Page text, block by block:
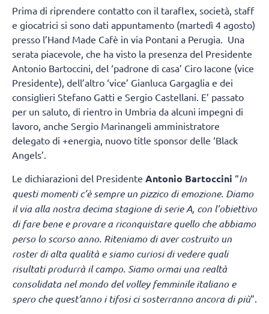
Prima di riprendere contatto con il taraflex, società, staff
e giocatrici si sono dati appuntamento (martedì 4 agosto)
presso l’Hand Made Cafè in via Pontani a Perugia. Una
serata piacevole, che ha visto la presenza del Presidente
Antonio Bartoccini, del ‘padrone di casa’ Ciro Iacone (vice
Presidente), dell’altro ‘vice’ Gianluca Gargaglia e dei
consiglieri Stefano Gatti e Sergio Castellani. E’ passato
per un saluto, di rientro in Umbria da alcuni impegni di
lavoro, anche Sergio Marinangeli amministratore
delegato di +energia, nuovo title sponsor delle ‘Black
Angels’.
Le dichiarazioni del Presidente Antonio Bartoccini “In
questi momenti c’è sempre un pizzico di emozione. Diamo
il via alla nostra decima stagione di serie A, con l’obiettivo
di fare bene e provare a riconquistare quello che abbiamo
perso lo scorso anno. Riteniamo di aver costruito un
roster di alta qualità e siamo curiosi di vedere quali
risultati produrrà il campo. Siamo ormai una realtà
consolidata nel mondo del volley femminile italiano e
spero che quest’anno i tifosi ci sosterranno ancora di più”.